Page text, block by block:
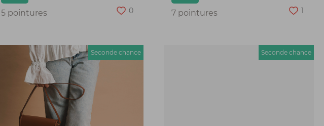
5 pointures 0 7 pointures 1
Seconde chance Seconde chance